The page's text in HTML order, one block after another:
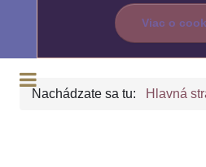
Viac o
Nachádzate sa tu: Hlavná